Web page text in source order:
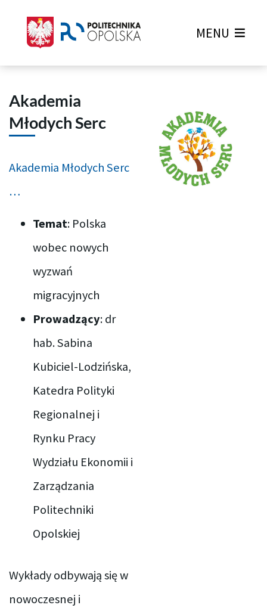
MENU
Akademia
Młodych Serc
Akademia Młodych Serc
…
Temat: Polska
wobec nowych
wyzwań
migracyjnych
Prowadzący: dr
hab. Sabina
Kubiciel-Lodzińska,
Katedra Polityki
Regionalnej i
Rynku Pracy
Wydziału Ekonomii i
Zarządzania
Politechniki
Opolskiej
Wykłady odbywają się w
nowoczesnej i